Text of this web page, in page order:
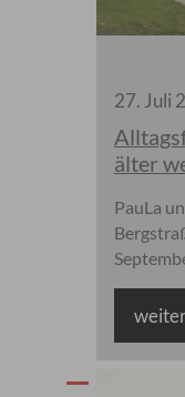
27. Juli
älter
PauLa